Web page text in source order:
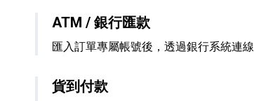
ATM / 銀行匯款
匯入訂單專屬帳號後，透過銀行系統連
貨到付款